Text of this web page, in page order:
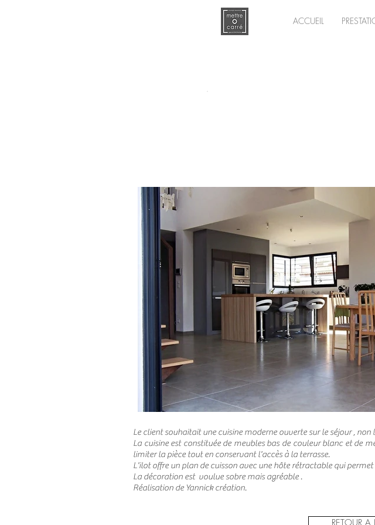
ACCUEIL
Le client souhaitait une cuisine moderne ouverte sur le séjour , non
La cuisine est constituée de meubles bas de couleur blanc et de
limiter la pièce tout en conservant l'accès à la terrasse.
L'ilot offre un plan de cuisson avec une hôte rétractable qui
La décoration est voulue sobre mais agréable .
Réalisation de Yannick création.
RETOUR A